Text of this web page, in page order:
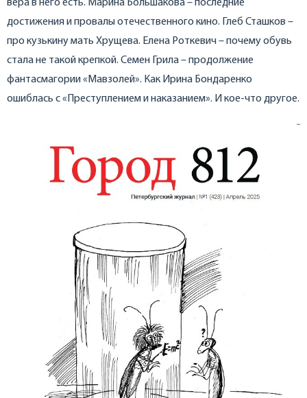
вера в него есть. Марина Большакова – последние
достижения и провалы отечественного кино. Глеб Сташков –
про кузькину мать Хрущева. Елена Роткевич – почему обувь
стала не такой крепкой. Семен Грила – продолжение
фантасмагории «Мавзолей». Как Ирина Бондаренко
ошиблась с «Преступлением и наказанием». И кое-что другое.